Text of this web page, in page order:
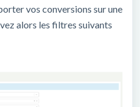
vos conversions sur une
alors les filtres suivants